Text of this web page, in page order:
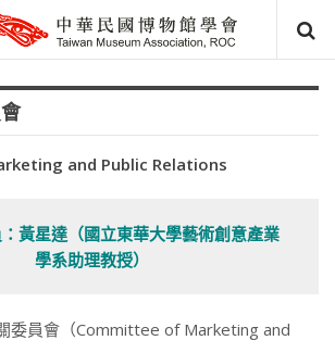
and Public Relations
黃星達（國立東華大學藝術創意產業
學系助理教授）
委員會（Committee of Marketing and